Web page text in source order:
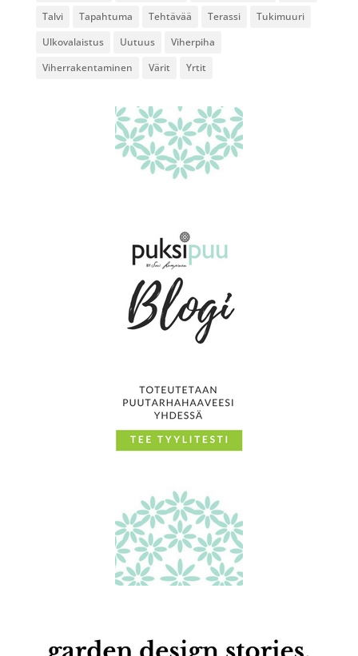
Talvi
Tapahtuma Tehtävää Terassi
Tukimuuri
Ulkovalaistus
Uutuus
Viherpiha
Viherrakentaminen
Värit Yrtit